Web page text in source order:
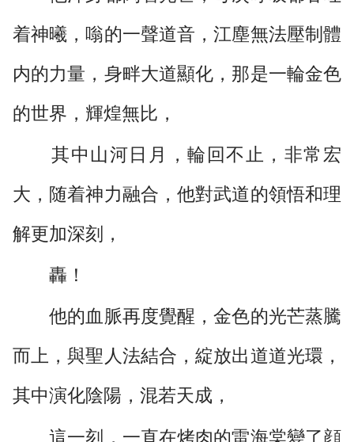
着神曦，嗡的一聲道音，江塵無法壓制體
内的力量，身畔大道顯化，那是一輪金色
的世界，輝煌無比，
其中山河日月，輪回不止，非常宏
大，随着神力融合，他對武道的領悟和理
解更加深刻，
轟！
他的血脈再度覺醒，金色的光芒蒸騰
而上，與聖人法結合，綻放出道道光環，
其中演化陰陽，混若天成，
這一刻，一直在烤肉的雷海棠變了顔